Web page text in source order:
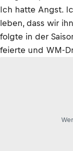
Ich hatte Angst.
leben, dass wir
folgte in der
feierte und WM-